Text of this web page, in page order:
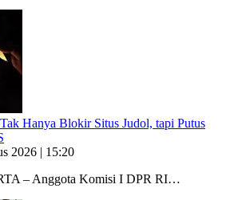
Hanya Blokir Situs Judol, tapi Putus
2026 | 15:20
– Anggota Komisi I DPR RI…